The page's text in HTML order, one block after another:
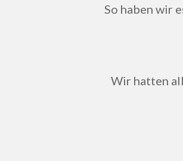
So haben wir
Wir hatten